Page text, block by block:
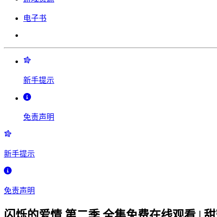
电子书
新手提示
免责声明
新手提示
免责声明